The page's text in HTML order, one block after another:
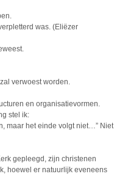
was. (Eliëzer
verwoest worden.
en organisatievormen.
stel ik:
maar het einde volgt niet…” Niet
gepleegd, zijn christenen
hoewel er natuurlijk eveneens